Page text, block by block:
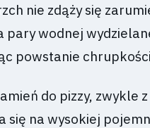
nie zdąży się
pary wodnej
powstanie
do pizzy, zwykle
się na wysokiej